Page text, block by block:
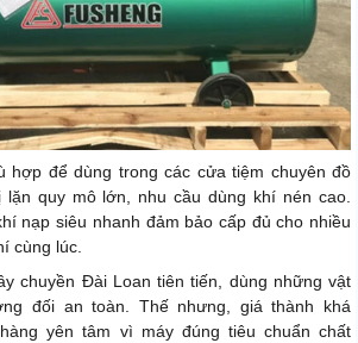
hợp để dùng trong các cửa tiệm chuyên đồ
quy mô lớn, nhu cầu dùng khí nén cao.
nạp siêu nhanh đảm bảo cấp đủ cho nhiều
cùng lúc.
chuyền Đài Loan tiên tiến, dùng những vật
đối an toàn. Thế nhưng, giá thành khá
hàng yên tâm vì máy đúng tiêu chuẩn chất